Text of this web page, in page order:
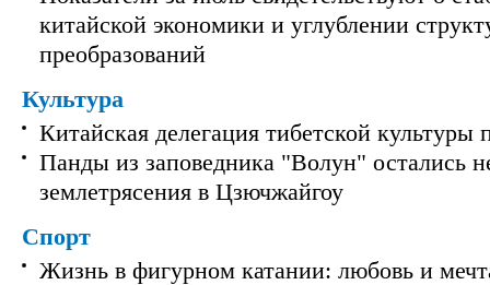
китайской экономики и углублении
преобразований
Культура
Китайская делегация тибетской культуры
Панды из заповедника "Волун" остались
землетрясения в Цзючжайгоу
Спорт
Жизнь в фигурном катании: любовь и